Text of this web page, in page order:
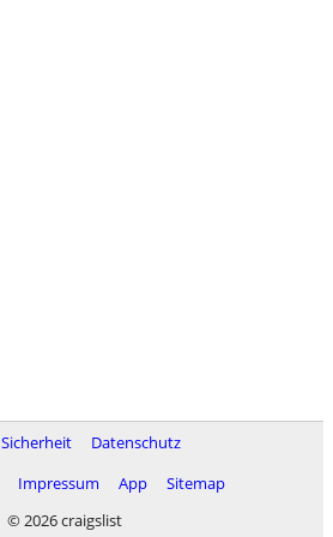
Sicherheit
Datenschutz
Impressum App
Sitemap
© 2026 craigslist